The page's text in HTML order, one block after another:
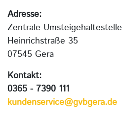
Adresse:
Zentrale Umsteigehaltestelle
Heinrichstraße 35
07545 Gera
Kontakt:
0365 - 7390 111
kundenservice@gvbgera.de